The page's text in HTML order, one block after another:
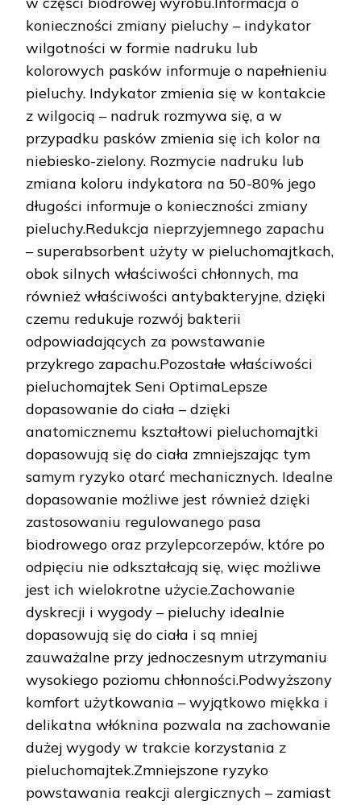
konieczności zmiany pieluchy – indykator
wilgotności w formie nadruku lub
kolorowych pasków informuje o napełnieniu
pieluchy. Indykator zmienia się w kontakcie
z wilgocią – nadruk rozmywa się, a w
przypadku pasków zmienia się ich kolor na
niebiesko-zielony. Rozmycie nadruku lub
zmiana koloru indykatora na 50-80% jego
długości informuje o konieczności zmiany
pieluchy.Redukcja nieprzyjemnego zapachu
– superabsorbent użyty w pieluchomajtkach,
obok silnych właściwości chłonnych, ma
również właściwości antybakteryjne, dzięki
czemu redukuje rozwój bakterii
odpowiadających za powstawanie
przykrego zapachu.Pozostałe właściwości
pieluchomajtek Seni OptimaLepsze
dopasowanie do ciała – dzięki
anatomicznemu kształtowi pieluchomajtki
dopasowują się do ciała zmniejszając tym
samym ryzyko otarć mechanicznych. Idealne
dopasowanie możliwe jest również dzięki
zastosowaniu regulowanego pasa
biodrowego oraz przylepcorzepów, które po
odpięciu nie odkształcają się, więc możliwe
jest ich wielokrotne użycie.Zachowanie
dyskrecji i wygody – pieluchy idealnie
dopasowują się do ciała i są mniej
zauważalne przy jednoczesnym utrzymaniu
wysokiego poziomu chłonności.Podwyższony
komfort użytkowania – wyjątkowo miękka i
delikatna włóknina pozwala na zachowanie
dużej wygody w trakcie korzystania z
pieluchomajtek.Zmniejszone ryzyko
powstawania reakcji alergicznych – zamiast